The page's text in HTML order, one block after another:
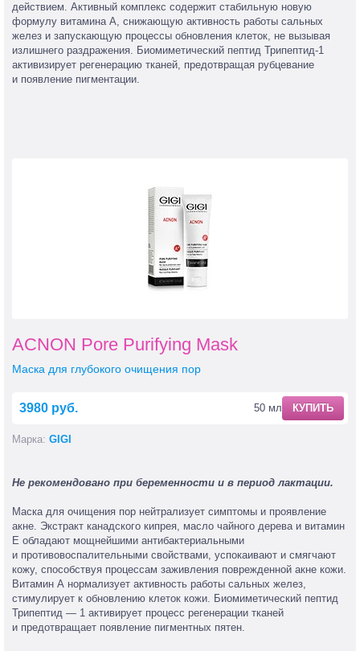
действием. Активный комплекс содержит стабильную новую
формулу витамина А, снижающую активность работы сальных
желез и запускающую процессы обновления клеток, не вызывая
излишнего раздражения. Биомиметический пептид Трипептид-1
активизирует регенерацию тканей, предотвращая рубцевание
и появление пигментации.
ACNON Pore Purifying Mask
Маска для глубокого очищения пор
3980 руб. 50 мл КУПИТЬ
Марка: GIGI
Не рекомендовано при беременности и в период лактации.
Маска для очищения пор нейтрализует симптомы и проявление
акне. Экстракт канадского кипрея, масло чайного дерева и витамин
Е обладают мощнейшими антибактериальными
и противовоспалительными свойствами, успокаивают и смягчают
кожу, способствуя процессам заживления поврежденной акне кожи.
Витамин А нормализует активность работы сальных желез,
стимулирует к обновлению клеток кожи. Биомиметический пептид
Трипептид — 1 активирует процесс регенерации тканей
и предотвращает появление пигментных пятен.